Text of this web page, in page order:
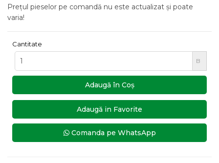
Prețul pieselor pe comandă nu este actualizat și poate
varia!
Cantitate
B
Adaugă în Coş
Adaugă in Favorite
Comanda pe WhatsApp